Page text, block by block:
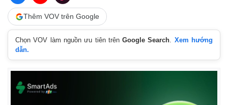
Thêm VOV trên Google
Chọn VOV làm nguồn ưu tiên trênGoogle Search. Xem hướng
dẫn.